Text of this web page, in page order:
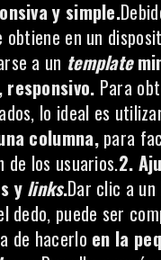
y simple.
obtiene en un
a un template
Para
lo ideal es
columna,para
de los usuarios.2.
y links.Dar clic a
dedo, puede ser
de hacerlo en la